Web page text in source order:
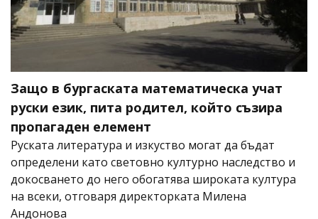
Защо в бургаската математическа учат
руски език, пита родител, който съзира
пропагаден елемент
Руската литература и изкуство могат да бъдат
определени като световно културно наследство и
докосването до него обогатява широката култура
на всеки, отговаря директорката Милена
Андонова